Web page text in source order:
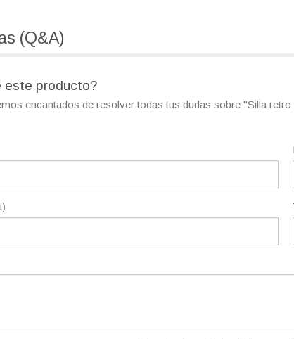
(Q&A)
este producto?
encantados de resolver todas tus dudas sobre "Silla